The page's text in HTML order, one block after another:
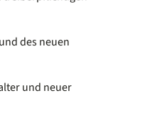
des neuen
und neuer